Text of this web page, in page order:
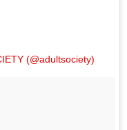
(@adultsociety)